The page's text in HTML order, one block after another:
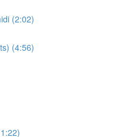
(2:02)
(4:56)